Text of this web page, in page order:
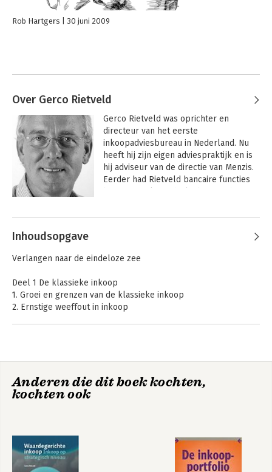
Rob Hartgers 30 juni 2009
Over Gerco Rietveld
Gerco Rietveld was oprichter en
directeur van het eerste
inkoopadviesbureau in Nederland. Nu
heeft hij zijn eigen adviespraktijk en is
hij adviseur van de directie van Menzis.
Eerder had Rietveld bancaire functies
en en werkte hij als adviseur bij het
Andere boeken door Gerco Rietveld
inkoop
Bekijk alle boeken
Inhoudsopgave
Verlangen naar de eindeloze zee
Deel 1 De klassieke inkoop
1. Groei en grenzen van de klassieke inkoop
2. Ernstige weeffout in inkoop
Deel 3 De strategische inkoopvelden
9. Inkoopleiderschap
10. Talentmanagement
11. Inkoop-intelligence
Anderen die dit boek kochten,
kochten ook